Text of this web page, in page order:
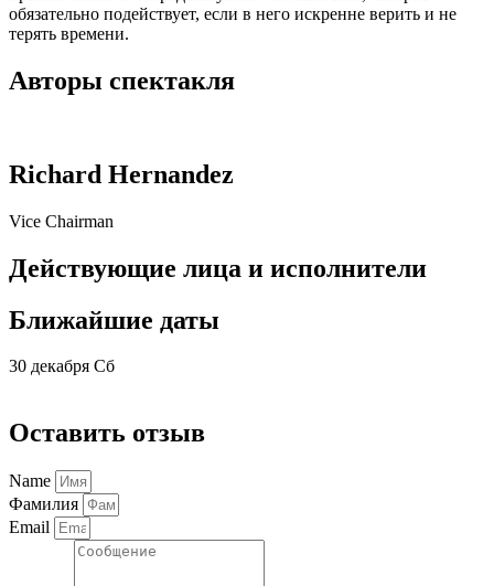
обязательно подействует, если в него искренне верить и не
терять времени.
Авторы спектакля
Richard Hernandez
Vice Chairman
Действующие лица и исполнители
Ближайшие даты
30 декабря Сб
Оставить отзыв
Name
Фамилия
Email